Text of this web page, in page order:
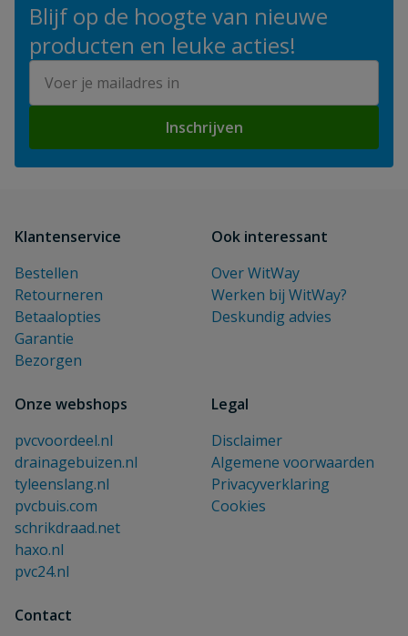
Blijf op de hoogte van nieuwe
producten en leuke acties!
Inschrijven
Klantenservice
Bestellen
Retourneren
Betaalopties
Garantie
Bezorgen
Ook interessant
Over WitWay
Werken bij WitWay?
Deskundig advies
Onze webshops
pvcvoordeel.nl
drainagebuizen.nl
tyleenslang.nl
pvcbuis.com
schrikdraad.net
haxo.nl
pvc24.nl
Legal
Disclaimer
Algemene voorwaarden
Privacyverklaring
Cookies
Contact